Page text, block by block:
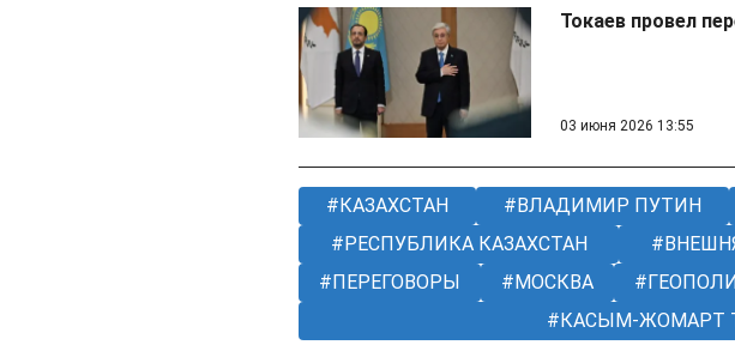
Токаев провел
03 июня 2026 13:55
КАЗАХСТАН ВЛАДИМИР ПУТИН
РЕСПУБЛИКА КАЗАХСТАН
ПЕРЕГОВОРЫ
МОСКВА
КАСЫМ-ЖОМАРТ